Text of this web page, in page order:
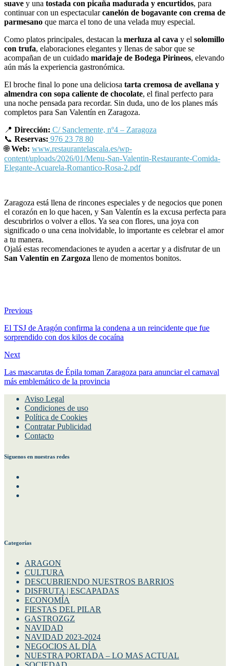
suave y una tostada con picaña madurada y encurtidos, para
continuar con un espectacularcanelón de bogavante con crema de
parmesano que marca el tono de una velada muy especial.
Como platos principales, destacan la merluza al cava y el solomillo
con trufa, elaboraciones elegantes y llenas de sabor que se
acompañan de un cuidado maridaje de Bodega Pirineos, elevando
aún más la experiencia gastronómica.
El broche final lo pone una deliciosa tarta cremosa de avellana y
almendra con sopa caliente de chocolate, el final perfecto para
una noche pensada para recordar. Sin duda, uno de los planes más
completos para San Valentín en Zaragoza.
📍 Dirección: C/ Sanclemente, nº4 – Zaragoza
📞 Reservas: 976 23 78 80
🌐 Web: www.restaurantelascala.es/wp-
content/uploads/2026/01/Menu-San-Valentin-Restaurante-Comida-
Elegante-Acuarela-Romantico-Rosa-2.pdf
Zaragoza está llena de rincones especiales y de negocios que ponen
el corazón en lo que hacen, y San Valentín es la excusa perfecta para
descubrirlos o volver a ellos. Ya sea con flores, una joya con
significado o una cena inolvidable, lo importante es celebrar el amor
a tu manera.
Ojalá estas recomendaciones te ayuden a acertar y a disfrutar de un
San Valentín en Zargoza lleno de momentos bonitos.
Previous
El TSJ de Aragón confirma la condena a un reincidente que fue
sorprendido con dos kilos de cocaína
Next
Las mascarutas de Épila toman Zaragoza para anunciar el carnaval
más emblemático de la provincia
Aviso Legal
Condiciones de uso
Política de Cookies
Contratar Publicidad
Contacto
Siguenos en nuestras redes
Categorías
ARAGON
CULTURA
DESCUBRIENDO NUESTROS BARRIOS
DISFRUTA | ESCAPADAS
ECONOMÍA
FIESTAS DEL PILAR
GASTROZGZ
NAVIDAD
NAVIDAD 2023-2024
NEGOCIOS AL DÍA
NUESTRA PORTADA – LO MAS ACTUAL